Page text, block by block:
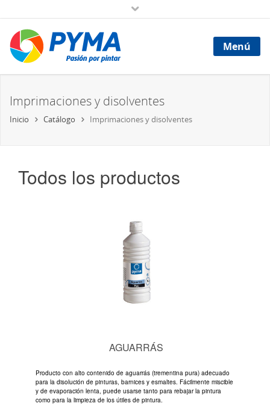
Menú
Imprimaciones y disolventes
Inicio Catálogo Imprimaciones y disolventes
Todos los productos
AGUARRÁS
Producto con alto contenido de aguarrás (trementina pura) adecuado
para la disolución de pinturas, barnices y esmaltes. Fácilmente miscible
y de evaporación lenta, puede usarse tanto para rebajar la pintura
como para la limpieza de los útiles de pintura.